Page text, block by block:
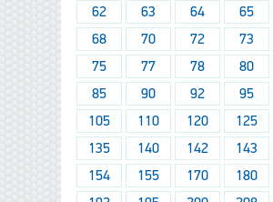
62
63 64 65
68
70 72 73
75
77 78 80
85
90 92 95
105
110 120 125
135
140 142 143
154
155 170 180